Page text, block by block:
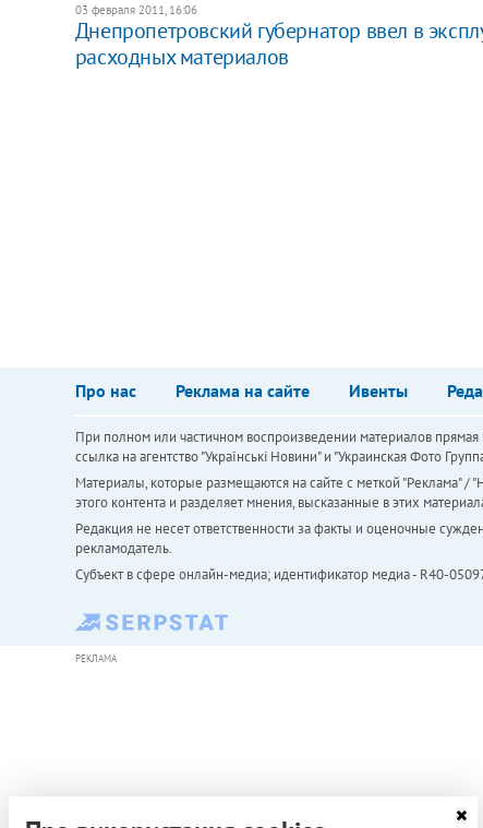
03 февраля 2011, 16:06
Днепропетровский губернатор ввел в
расходных материалов
Про нас Реклама на сайте Ивенты
При полном или частичном воспроизведении материалов
ссылка на агентство "Українськi Новини" и "Украинская Фото
Материалы, которые размещаются на сайте с меткой "Реклама" /
этого контента и разделяет мнения, высказанные в этих
Редакция не несет ответственности за факты и оценочные
рекламодатель.
Субъект в сфере онлайн-медиа; идентификатор медиа - R40-
РЕКЛАМА